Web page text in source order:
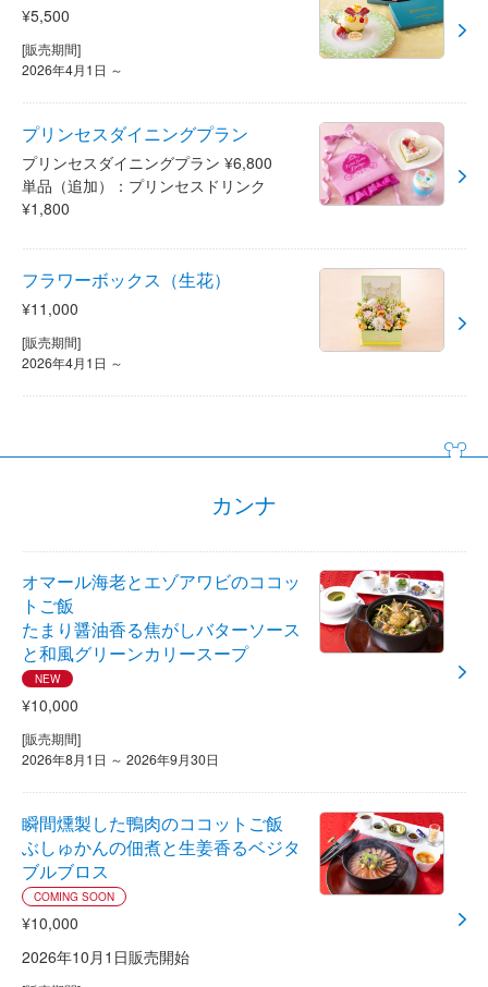
¥5,500
[販売期間]
2026年4月1日 ～
プリンセスダイニングプラン
プリンセスダイニングプラン ¥6,800
単品（追加）：プリンセスドリンク
¥1,800
フラワーボックス（生花）
¥11,000
[販売期間]
2026年4月1日 ～
カンナ
オマール海老とエゾアワビのココッ
トご飯
たまり醤油香る焦がしバターソース
と和風グリーンカリースープ
NEW
¥10,000
[販売期間]
2026年8月1日 ～ 2026年9月30日
瞬間燻製した鴨肉のココットご飯
ぶしゅかんの佃煮と生姜香るベジタ
ブルブロス
COMING SOON
¥10,000
2026年10月1日販売開始